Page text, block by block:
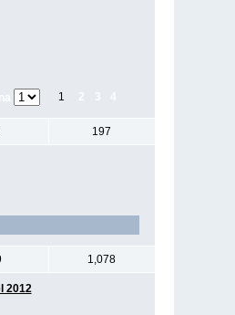
1 2 3 4
197
1,078
2012